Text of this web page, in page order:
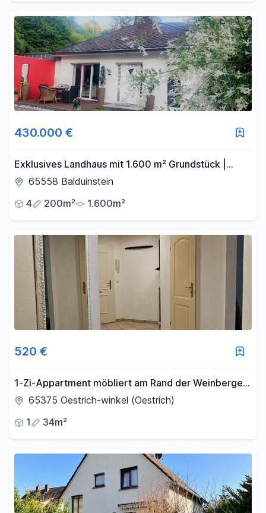
430.000 €
Exklusives Landhaus mit 1.600 m² Grundstück |
Waldrand | Panoramablick | 430.000 €
65558 Balduinstein
4
200m² 1.600m²
520 €
1-Zi-Appartment möbliert am Rand der Weinberge
in Oestrich-winkel
65375 Oestrich-winkel (Oestrich)
1
34m²